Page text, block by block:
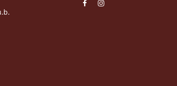
FacebookInstagram